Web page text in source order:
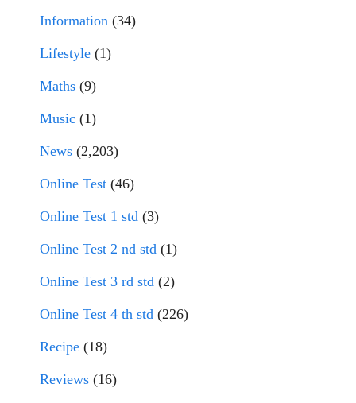
Information (34)
Lifestyle (1)
Maths (9)
Music (1)
News (2,203)
Online Test (46)
Online Test 1 std (3)
Online Test 2 nd std (1)
Online Test 3 rd std (2)
Online Test 4 th std (226)
Recipe (18)
Reviews (16)